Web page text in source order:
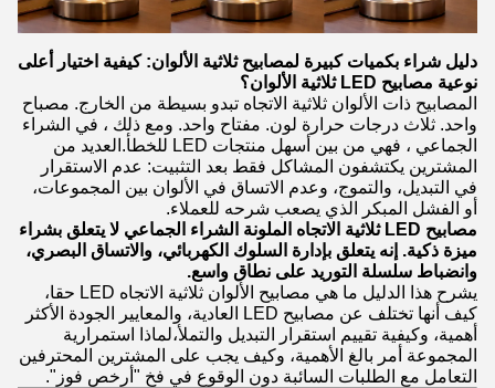
دليل شراء بكميات كبيرة لمصابيح ثلاثية الألوان: كيفية اختيار أعلى
نوعية مصابيح LED ثلاثية الألوان؟
المصابيح ذات الألوان ثلاثية الاتجاه تبدو بسيطة من الخارج. مصباح
واحد. ثلاث درجات حرارة لون. مفتاح واحد. ومع ذلك ، في الشراء
الجماعي ، فهي من بين أسهل منتجات LED للخطأ.العديد من
المشترين يكتشفون المشاكل فقط بعد التثبيت: عدم الاستقرار
في التبديل، والتموج، وعدم الاتساق في الألوان بين المجموعات،
أو الفشل المبكر الذي يصعب شرحه للعملاء.
مصابيح LED ثلاثية الاتجاه الملونة الشراء الجماعي لا يتعلق بشراء
ميزة ذكية. إنه يتعلق بإدارة السلوك الكهربائي، والاتساق البصري،
وانضباط سلسلة التوريد على نطاق واسع.
يشرح هذا الدليل ما هي مصابيح الألوان ثلاثية الاتجاه LED حقا،
كيف أنها تختلف عن مصابيح LED العادية، والمعايير الجودة الأكثر
أهمية، وكيفية تقييم استقرار التبديل والتملأ،لماذا استمرارية
المجموعة أمر بالغ الأهمية، وكيف يجب على المشترين المحترفين
التعامل مع الطلبات السائبة دون الوقوع في فخ "أرخص فوز".